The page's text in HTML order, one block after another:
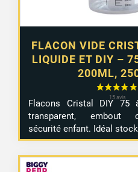
FLACON VIDE
LIQUIDE ET DIY –
200ML,
Flacons Cristal DIY 75
transparent, embout
sécurité enfant. Idéal